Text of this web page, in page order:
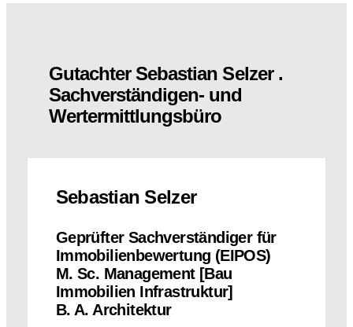
Gutachter Sebastian Selzer .
Sachverständigen- und
Wertermittlungsbüro
Sebastian Selzer
Geprüfter Sachverständiger für
Immobilienbewertung (EIPOS)
M. Sc. Management [Bau
Immobilien Infrastruktur]
B. A. Architektur